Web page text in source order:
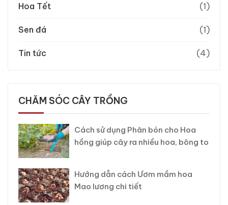
Hoa Tết (1)
Sen đá (1)
Tin tức (4)
CHĂM SÓC CÂY TRỒNG
Cách sử dụng Phân bón cho Hoa
hồng giúp cây ra nhiều hoa, bông to
Hướng dẫn cách Ươm mầm hoa
Mao lương chi tiết